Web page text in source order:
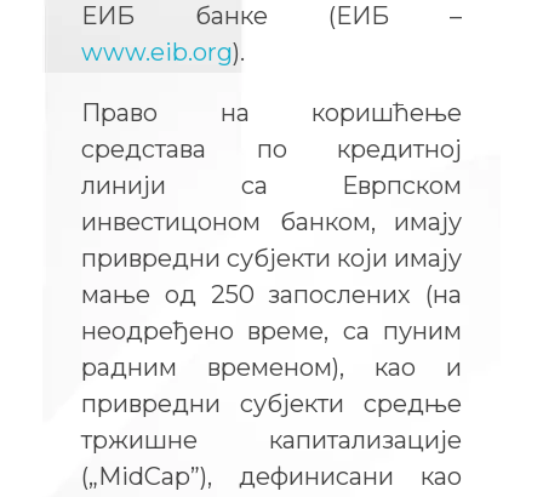
ЕИБ банке (ЕИБ –
www.eib.org).
Право на коришћење
средстава по кредитној
линији са Еврпском
инвестицоном банком, имају
привредни субјекти који имају
мање од 250 запослених (на
неодређено време, са пуним
радним временом), као и
привредни субјекти средње
тржишне капитализације
(„MidCap”), дефинисани као